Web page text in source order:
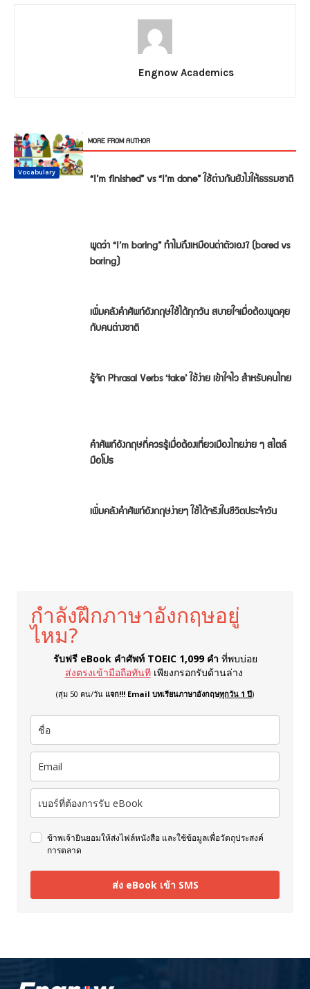
Engnow Academics
RELATED ARTICLES MORE FROM AUTHOR
Conversation “I’m finished” vs “I’m done” ใช้ต่างกันยังไงให้ธรรมชาติ
Vocabulary
พูดว่า “I’m boring” ทำไมถึงเหมือนด่าตัวเอง? (bored vs
boring)
Vocabulary
เพิ่มคลังคำศัพท์อังกฤษใช้ได้ทุกวัน สบายใจเมื่อต้องพูดคุย
กับคนต่างชาติ
Vocabulary
รู้จัก Phrasal Verbs ‘take’ ใช้ง่าย เข้าใจไว สำหรับคนไทย
Vocabulary
คำศัพท์อังกฤษที่ควรรู้เมื่อต้องเที่ยวเมืองไทยง่าย ๆ สไตล์
มือโปร
Vocabulary
เพิ่มคลังคำศัพท์อังกฤษง่ายๆ ใช้ได้จริงในชีวิตประจำวัน
กำลังฝึกภาษาอังกฤษอยู่
ไหม?
รับฟรี eBook คำศัพท์ TOEIC 1,099 คำ ที่พบบ่อย
ส่งตรงเข้ามือถือทันที เพียงกรอกรับด้านล่าง
(สุ่ม 50 คน/วัน แจก!!! Email บทเรียนภาษาอังกฤษทุกวัน 1 ปี)
ข้าพเจ้ายินยอมให้ส่งไฟล์หนังสือ และใช้ข้อมูลเพื่อวัตถุประสงค์
การตลาด
ส่ง eBook เข้า SMS